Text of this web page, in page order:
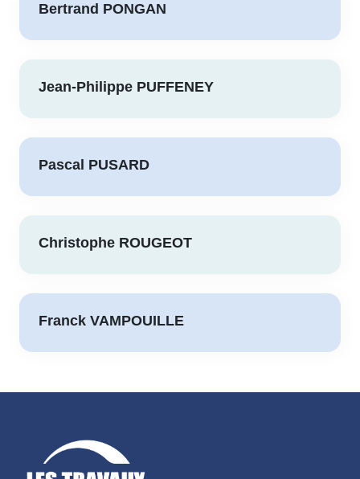
Bertrand PONGAN
Jean-Philippe PUFFENEY
Pascal PUSARD
Christophe ROUGEOT
Franck VAMPOUILLE